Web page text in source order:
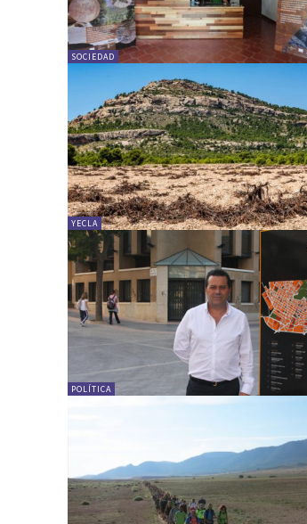
SOCIEDAD
YECLA
POLÍTICA